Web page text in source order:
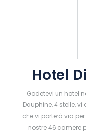
Hotel
Godetevi un hotel
Dauphine, 4 stelle,
che vi porterà via
nostre 46 camere